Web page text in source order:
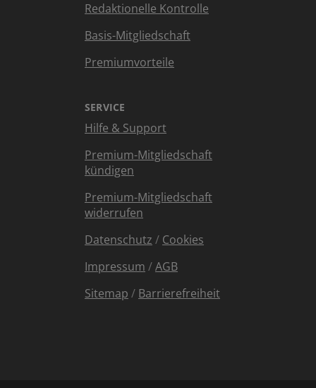
Redaktionelle Kontrolle
Basis-Mitgliedschaft
Premiumvorteile
SERVICE
Hilfe & Support
Premium-Mitgliedschaft
kündigen
Premium-Mitgliedschaft
widerrufen
Datenschutz / Cookies
Impressum /AGB
Sitemap / Barrierefreiheit